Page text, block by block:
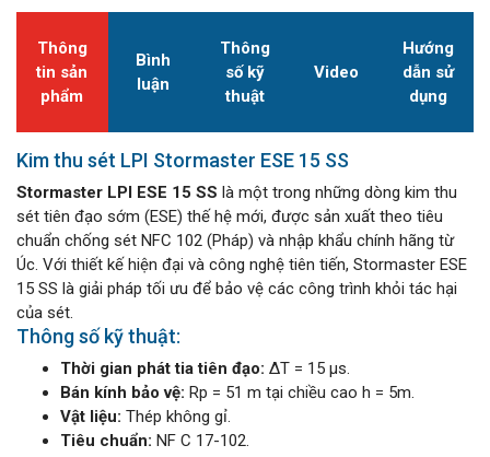
Thông
tin sản
phẩm
Bình
luận
Thông
số kỹ
thuật
Video
Hướng
dẫn sử
dụng
Kim thu sét LPI Stormaster ESE 15 SS
Stormaster LPI ESE 15 SS là một trong những dòng kim thu
sét tiên đạo sớm (ESE) thế hệ mới, được sản xuất theo tiêu
chuẩn chống sét NFC 102 (Pháp) và nhập khẩu chính hãng từ
Úc. Với thiết kế hiện đại và công nghệ tiên tiến, Stormaster ESE
15 SS là giải pháp tối ưu để bảo vệ các công trình khỏi tác hại
của sét.
Thông số kỹ thuật:
Thời gian phát tia tiên đạo: ΔT = 15 μs.
Bán kính bảo vệ: Rp = 51 m tại chiều cao h = 5m.
Vật liệu: Thép không gỉ.
Tiêu chuẩn: NF C 17-102.